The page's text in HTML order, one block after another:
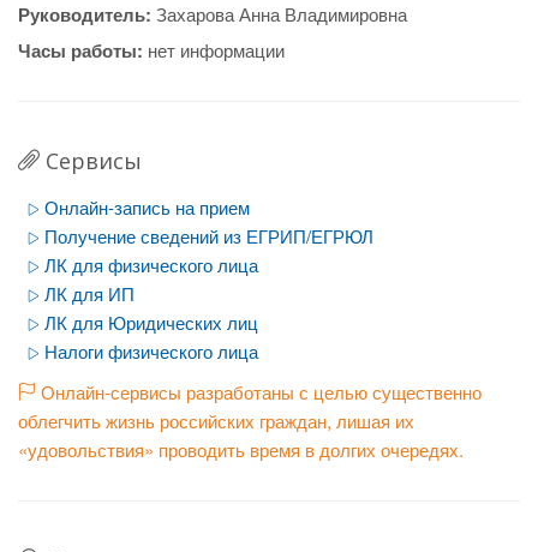
Руководитель: Захарова Анна Владимировна
Часы работы: нет информации
Сервисы
Онлайн-запись на прием
Получение сведений из ЕГРИП/ЕГРЮЛ
ЛК для физического лица
ЛК для ИП
ЛК для Юридических лиц
Налоги физического лица
Онлайн-сервисы разработаны с целью существенно
облегчить жизнь российских граждан, лишая их
«удовольствия» проводить время в долгих очередях.